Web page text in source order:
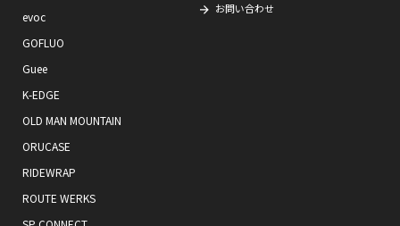
evoc
GOFLUO
Guee
K-EDGE
OLD MAN MOUNTAIN
ORUCASE
RIDEWRAP
ROUTE WERKS
お問い合わせ